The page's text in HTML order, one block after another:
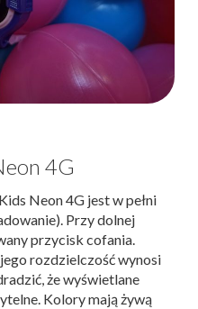
4G
Neon 4G jest w pełni
Przy dolnej
przycisk cofania.
rozdzielczość wynosi
że wyświetlane
Kolory mają żywą